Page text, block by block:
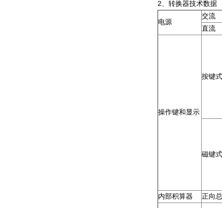
2、转换器技术数据
电源
交流
直流
操作键和显示
按键式
磁键式
内部积算器 正向